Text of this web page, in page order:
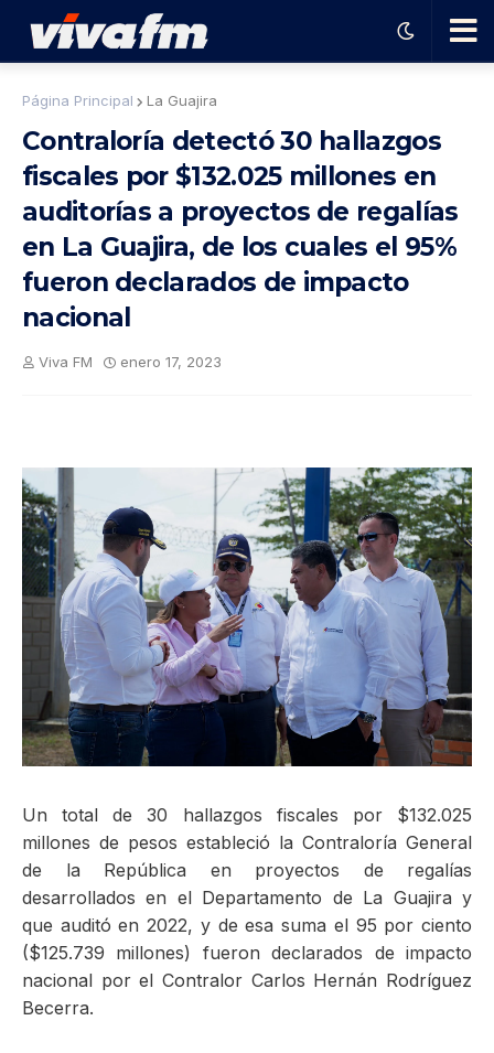
Ha
ble
con
gra
ma
Página Principal La Guajira
Contraloría detectó 30 hallazgos
fiscales por $132.025 millones en
auditorías a proyectos de regalías
en La Guajira, de los cuales el 95%
fueron declarados de impacto
nacional
Viva FM enero 17, 2023
Un total de 30 hallazgos fiscales por $132.025
millones de pesos estableció la Contraloría General
de la República en proyectos de regalías
desarrollados en el Departamento de La Guajira y
que auditó en 2022, y de esa suma el 95 por ciento
($125.739 millones) fueron declarados de impacto
nacional por el Contralor Carlos Hernán Rodríguez
Becerra.